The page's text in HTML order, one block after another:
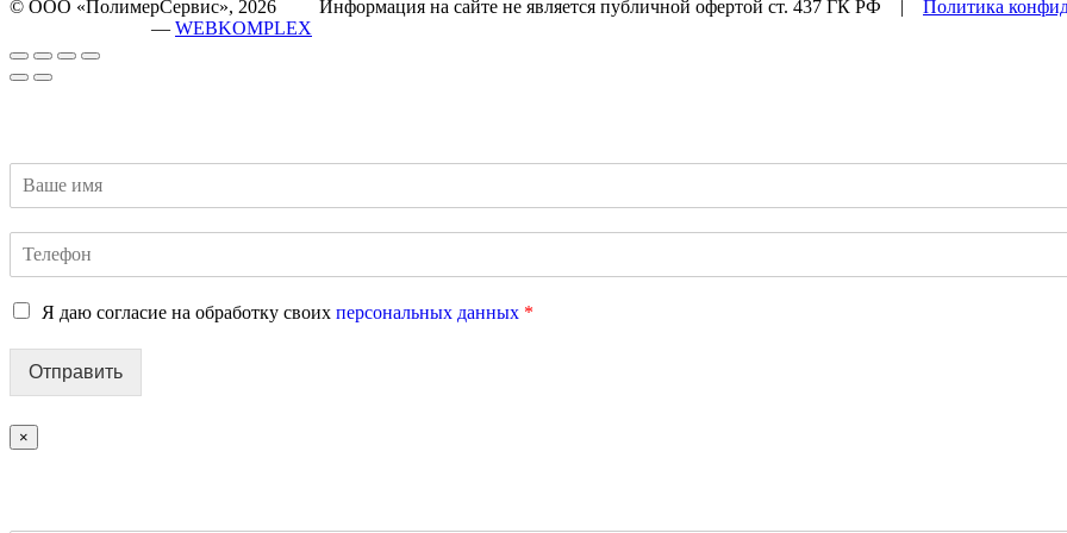
© ООО «ПолимерСервис», 2026 Информация на сайте не является публичной офертой ст. 437 ГК РФ | Политика
— WEBKOMPLEX
Я даю согласие на обработку своих персональных данных *
Отправить
×